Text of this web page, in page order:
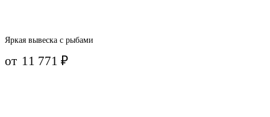
Яркая вывеска с рыбами
от 11 771₽